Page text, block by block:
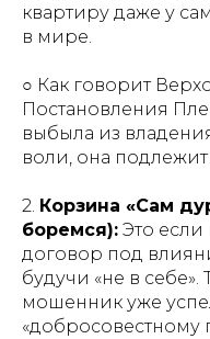
квартиру даже у
в мире.
○ Как говорит
Постановления
выбыла из
воли, она подлежит
2. Корзина «Сам
боремся): Это
договор под
будучи «не в себе».
мошенник уже
«добросовестному